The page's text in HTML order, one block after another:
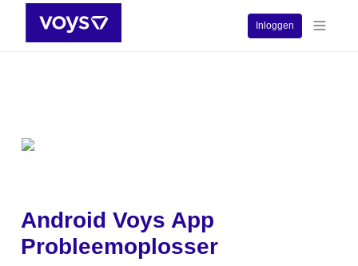
Inloggen
Android Voys App
Probleemoplosser